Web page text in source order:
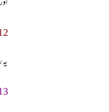
12) من قرا يس فكانما قرا القران عشر مرات "(
13) سوره يس تدعي في التوراة